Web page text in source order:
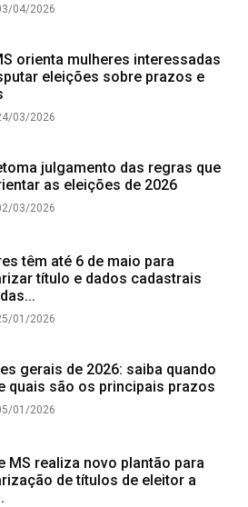
04/2026
orienta mulheres interessadas
eleições sobre prazos e
03/2026
julgamento das regras que
as eleições de 2026
03/2026
têm até 6 de maio para
título e dados cadastrais
01/2026
gerais de 2026: saiba quando
quais são os principais prazos
01/2026
MS realiza novo plantão para
de títulos de eleitor a